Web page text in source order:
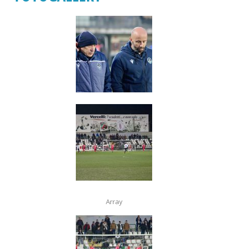
Array